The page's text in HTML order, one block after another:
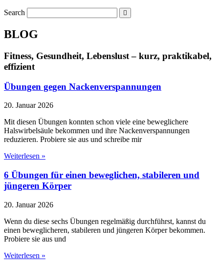
Search
BLOG
Fitness, Gesundheit, Lebenslust – kurz, praktikabel,
effizient
Übungen gegen Nackenverspannungen
20. Januar 2026
Mit diesen Übungen konnten schon viele eine beweglichere
Halswirbelsäule bekommen und ihre Nackenverspannungen
reduzieren. Probiere sie aus und schreibe mir
Weiterlesen »
6 Übungen für einen beweglichen, stabileren und
jüngeren Körper
20. Januar 2026
Wenn du diese sechs Übungen regelmäßig durchführst, kannst du
einen beweglicheren, stabileren und jüngeren Körper bekommen.
Probiere sie aus und
Weiterlesen »